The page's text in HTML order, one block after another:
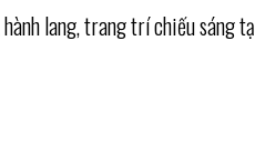
lang, trang trí chiếu sáng